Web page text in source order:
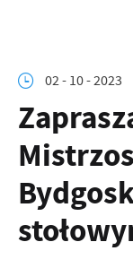
02 - 10 - 2023